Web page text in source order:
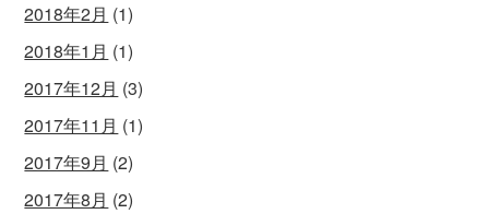
2018年2月 (1)
2018年1月 (1)
2017年12月 (3)
2017年11月 (1)
2017年9月 (2)
2017年8月 (2)